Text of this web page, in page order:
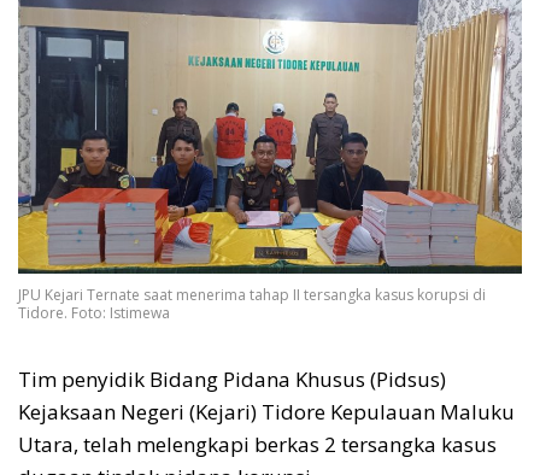
JPU Kejari Ternate saat menerima tahap II tersangka kasus korupsi di
Tidore. Foto: Istimewa
Tim penyidik Bidang Pidana Khusus (Pidsus)
Kejaksaan Negeri (Kejari) Tidore Kepulauan Maluku
Utara, telah melengkapi berkas 2 tersangka kasus